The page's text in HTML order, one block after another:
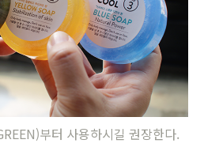
부터 사용하시길 권장한다.